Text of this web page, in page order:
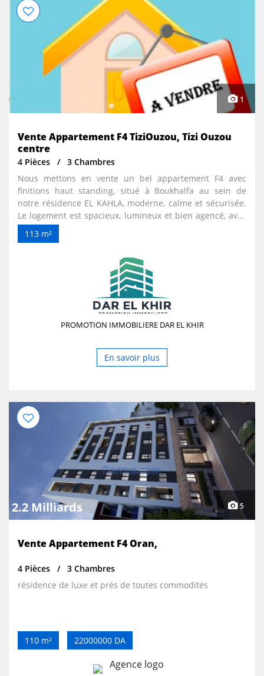
1
Vente Appartement F4 TiziOuzou, Tizi Ouzou
centre
4 Pièces
3 Chambres
Nous mettons en vente un bel appartement F4 avec
finitions haut standing, situé à Boukhalfa au sein de
notre résidence EL KAHLA, moderne, calme et sécurisée.
Le logement est spacieux, lumineux et bien agencé, avec
des matériaux de qualité et une excellente finition.
113 m²
PROMOTION IMMOBILIERE DAR EL KHIR
En savoir plus
2.2 Milliards 5
Vente Appartement F4 Oran,
4 Pièces
3 Chambres
résidence de luxe et prés de toutes commodités
110 m² 22000000 DA